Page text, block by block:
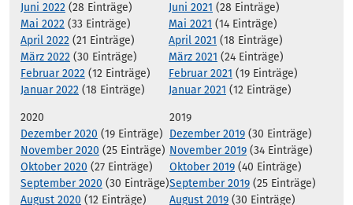
Juni 2022 (28 Einträge)
Mai 2022 (33 Einträge)
April 2022 (21 Einträge)
März 2022 (30 Einträge)
Februar 2022 (12 Einträge)
Januar 2022 (18 Einträge)
Juni 2021 (28 Einträge)
Mai 2021 (14 Einträge)
April 2021 (18 Einträge)
März 2021 (24 Einträge)
Februar 2021 (19 Einträge)
Januar 2021 (12 Einträge)
2020
Dezember 2020 (19 Einträge)
November 2020 (25 Einträge)
Oktober 2020 (27 Einträge)
September 2020 (30 Einträge)
August 2020 (12 Einträge)
2019
Dezember 2019 (30 Einträge)
November 2019 (34 Einträge)
Oktober 2019 (40 Einträge)
September 2019 (25 Einträge)
August 2019 (30 Einträge)